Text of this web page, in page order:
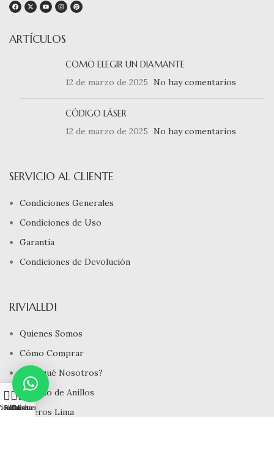
ARTÍCULOS
COMO ELEGIR UN DIAMANTE
12 de marzo de 2025
No hay comentarios
CÓDIGO LÁSER
12 de marzo de 2025
No hay comentarios
SERVICIO AL CLIENTE
Condiciones Generales
Condiciones de Uso
Garantía
Condiciones de Devolución
RIVIALLDI
Quienes Somos
Cómo Comprar
¿ Porqué Nosotros?
Tamaño de Anillos
Joyeros Lima
Filtros
Carrito
Mi cuenta